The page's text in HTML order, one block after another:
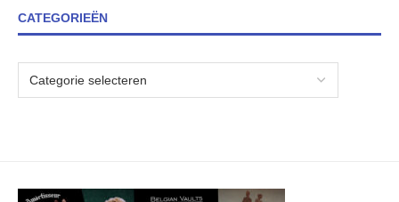
CATEGORIEËN